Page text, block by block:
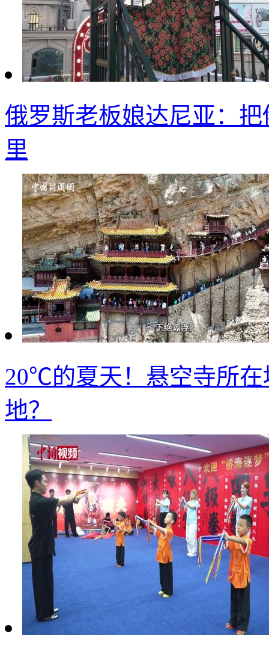
俄罗斯老板娘达尼亚：
里
20℃的夏天！悬空寺所
地？